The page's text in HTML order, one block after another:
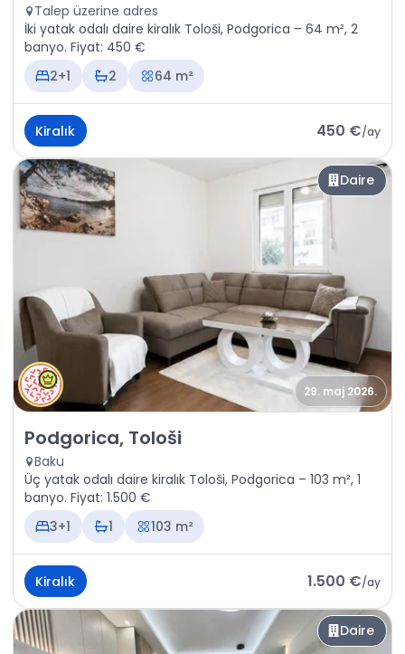
Talep üzerine adres
İki yatak odalı daire kiralık Tološi, Podgorica – 64 m², 2
banyo. Fiyat: 450 €
2+1
2 64 m²
Kiralık 450 €/ay
Daire
29. maj 2026.
Kiralık - Daire Podgorica, Tološi
Podgorica, Tološi
Baku
Üç yatak odalı daire kiralık Tološi, Podgorica – 103 m², 1
banyo. Fiyat: 1.500 €
3+1
1 103 m²
Kiralık 1.500 €/ay
Daire